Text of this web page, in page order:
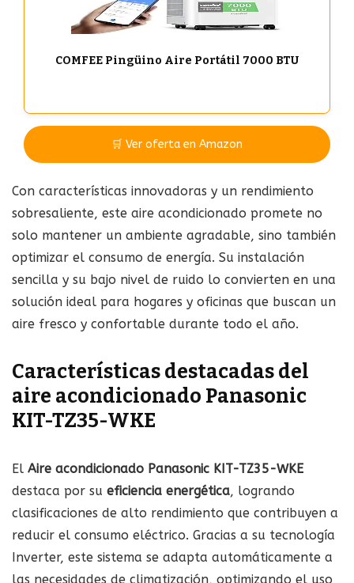
COMFEE Pingüino Aire Portátil 7000 BTU
🛒 Ver oferta en Amazon
Con características innovadoras y un rendimiento
sobresaliente, este aire acondicionado promete no
solo mantener un ambiente agradable, sino también
optimizar el consumo de energía. Su instalación
sencilla y su bajo nivel de ruido lo convierten en una
solución ideal para hogares y oficinas que buscan un
aire fresco y confortable durante todo el año.
Características destacadas del
aire acondicionado Panasonic
KIT-TZ35-WKE
El Aire acondicionado Panasonic KIT-TZ35-WKE
destaca por su eficiencia energética, logrando
clasificaciones de alto rendimiento que contribuyen a
reducir el consumo eléctrico. Gracias a su tecnología
Inverter, este sistema se adapta automáticamente a
las necesidades de climatización, optimizando el uso